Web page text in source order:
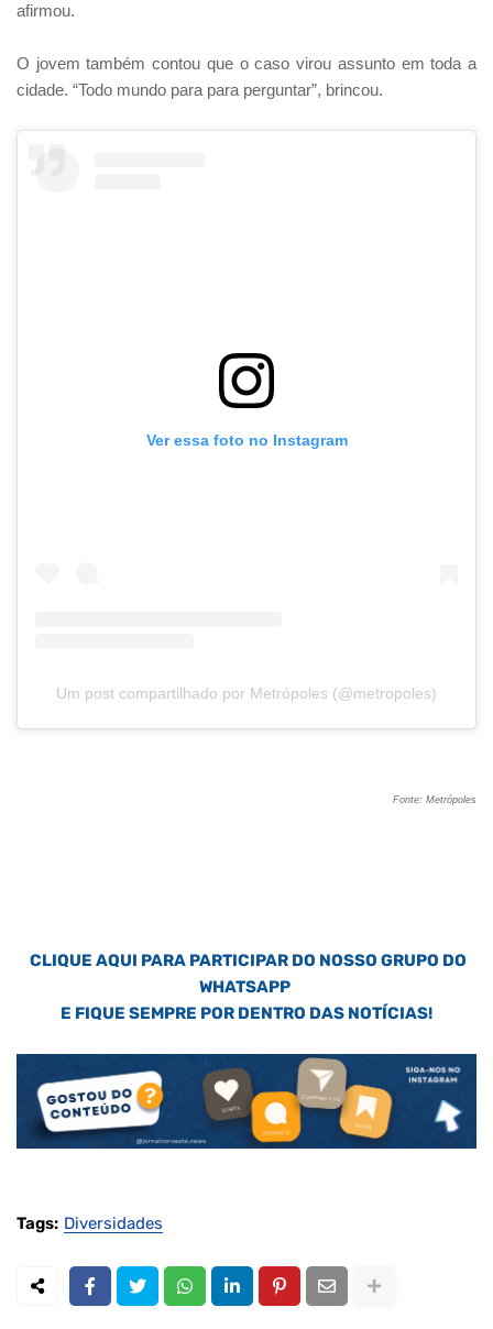
afirmou.
O jovem também contou que o caso virou assunto em toda a
cidade. “Todo mundo para para perguntar”, brincou.
Ver essa foto no Instagram
Um post compartilhado por Metrópoles (@metropoles)
Fonte: Metrópoles
CLIQUE AQUI PARA PARTICIPAR DO NOSSO GRUPO DO
WHATSAPP
E FIQUE SEMPRE POR DENTRO DAS NOTÍCIAS!
Tags: Diversidades